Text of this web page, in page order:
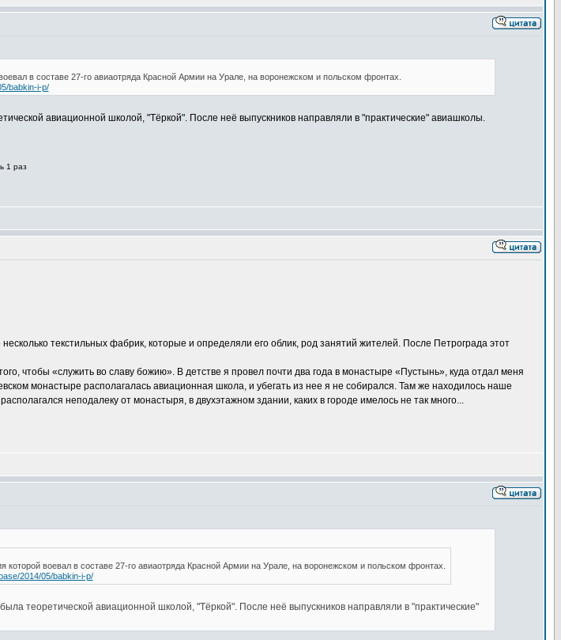
в составе 27-го авиаотряда Красной Армии на Урале, на воронежском и польском фронтах.
babkin-i-p/
авиационной школой, "Тёркой". После неё выпускников направляли в "практические" авиашколы.
1 раз
текстильных фабрик, которые и определяли его облик, род занятий жителей. После Петрограда этот
чтобы «служить во славу божию». В детстве я провел почти два года в монастыре «Пустынь», куда отдал меня
монастыре располагалась авиационная школа, и убегать из нее я не собирался. Там же находилось наше
неподалеку от монастыря, в двухэтажном здании, каких в городе имелось не так много...
которой воевал в составе 27-го авиаотряда Красной Армии на Урале, на воронежском и польском фронтах.
2014/05/babkin-i-p/
теоретической авиационной школой, "Тёркой". После неё выпускников направляли в "практические"